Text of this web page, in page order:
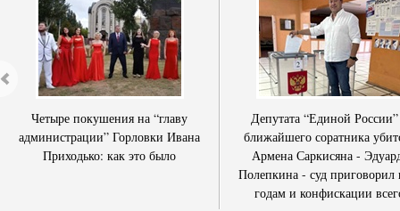
Четыре покушения на “главу
администрации” Горловки Ивана
Приходько: как это было
Депутата “Единой
ближайшего соратника
Армена Саркисяна -
Полепкина - суд приговорил
годам и конфискации